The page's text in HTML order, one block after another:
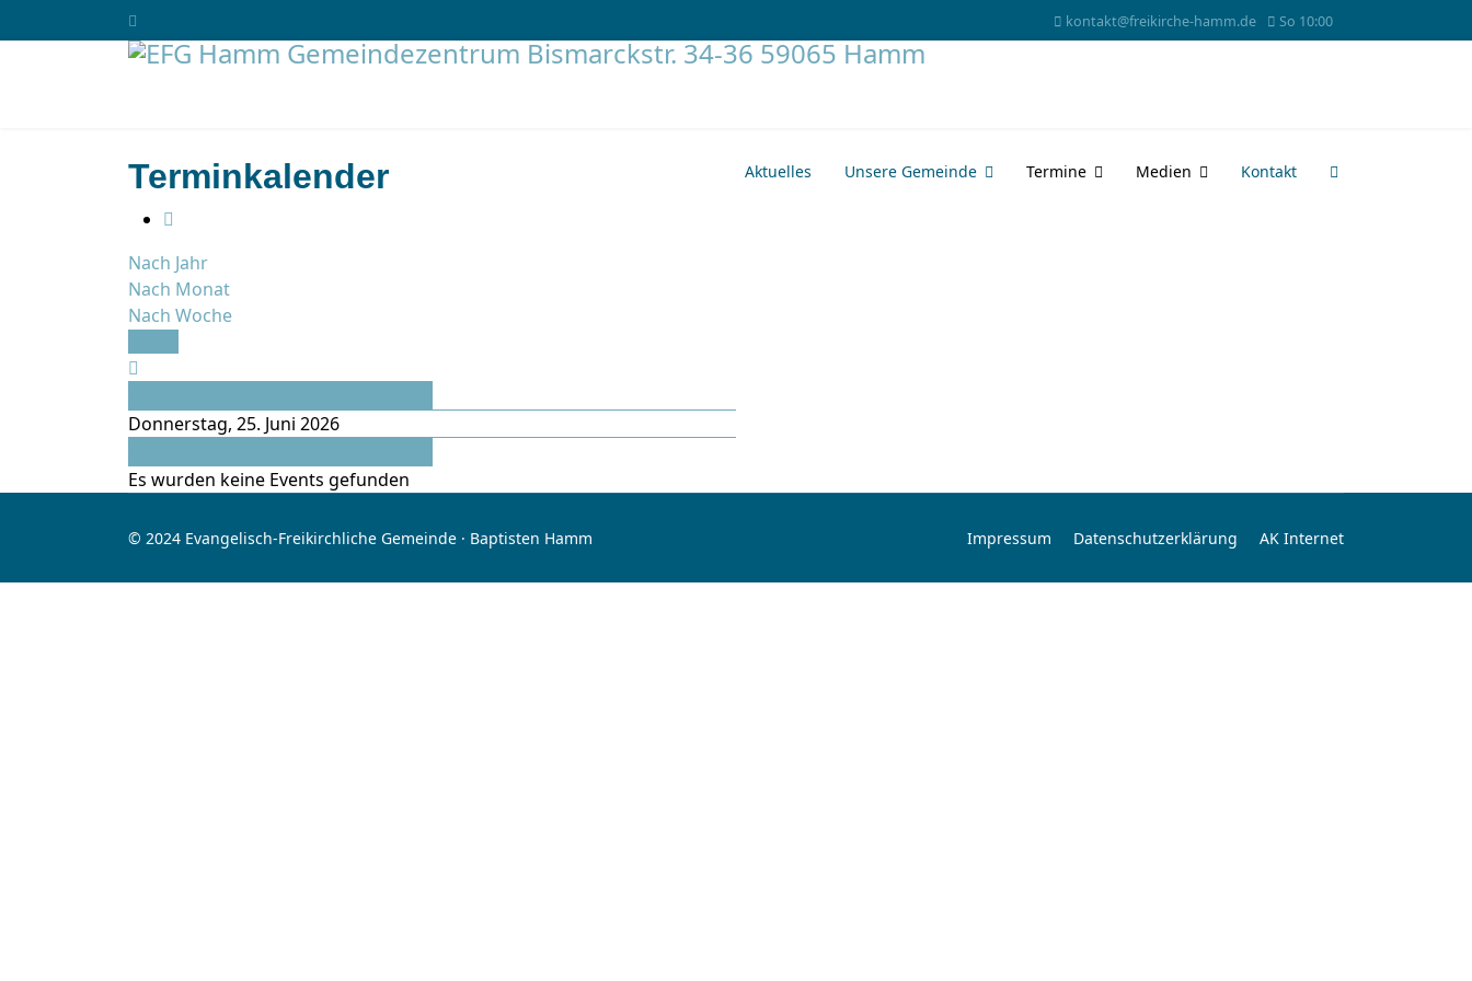
kontakt@freikirche-hamm.de So 10:00
Aktuelles Unsere Gemeinde Termine Medien Kontakt
Terminkalender
Nach Jahr
Nach Monat
Nach Woche
Donnerstag, 25. Juni 2026
Es wurden keine Events gefunden
© 2024 Evangelisch-Freikirchliche Gemeinde · Baptisten Hamm Impressum Datenschutzerklärung AK Internet